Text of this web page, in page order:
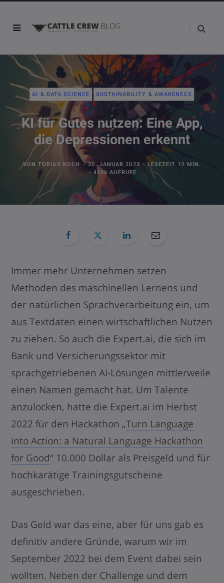
AI & DATA SCIENCE SUSTAINABILITY & AWARENESS
KI für Gutes nutzen: Eine App,
die Depressionen erkennt
VONTOBIAS KOCH 30. JANUAR 2023
LESEZEIT 12 MIN.
4106 AUFRUFE
Immer mehr Unternehmen setzen
Methoden des maschinellen Lernens und
der natürlichen Sprachverarbeitung ein, um
aus Textdaten einen wirtschaftlichen Nutzen
zu ziehen. So auch die Expert.ai, die sich im
Bank und Versicherungssektor mit
sprachgetriebenen AI-Lösungen mittlerweile
einen Namen gemacht hat. Um Talente
anzulocken, hatte die Expert.ai im Herbst
2022 für den Hackathon „Turn Language
into Action: a Natural Language Hackathon
for Good“ 10.000 Dollar als Preisgeld und für
hochkarätige Trainingsgutscheine
ausgeschrieben.
Das Geld war das eine, aber für uns gab es
definitiv andere Gründe, warum wir im
September 2022 bei dem Event dabei sein
wollten. Neben der Challenge und dem